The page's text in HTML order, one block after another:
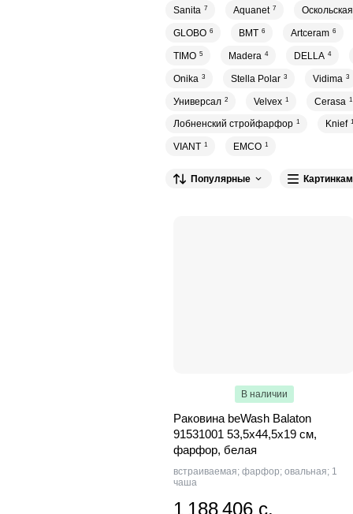
Sanita 7 Aquanet 7
GLOBO 6 BMT 6 Artceram 6
TIMO 5 Madera 4 DELLA 4
Onika 3 Stella Polar 3 Vidima 3
Универсал 2 Velvex 1 Cerasa 1
Лобненский стройфарфор 1 Knief 1
VIANT 1 EMCO 1
Популярные
В наличии
Раковина beWash Balaton
91531001 53,5х44,5х19 см,
фарфор, белая
встраиваемая; фарфор; овальная; 1
чаша
1 188 406 с.